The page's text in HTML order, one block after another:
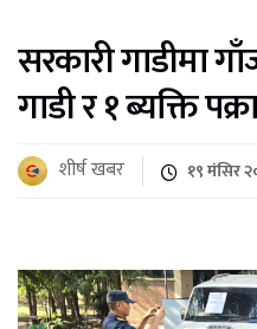
सरकारी गाडीमा
गाडी र १ ब्यक्ति
शीर्ष खबर १९ मंसिर